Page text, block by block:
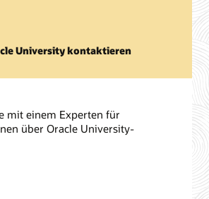
University kontaktieren
mit einem Experten für
über Oracle University-